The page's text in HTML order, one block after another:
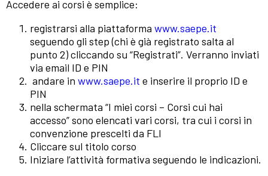
Accedere ai corsi è semplice:
registrarsi alla piattaforma www.saepe.it
seguendo gli step (chi è già registrato salta al
punto 2) cliccando su “Registrati”. Verranno inviati
via email ID e PIN
andare in www.saepe.it e inserire il proprio ID e
PIN
nella schermata “I miei corsi – Corsi cui hai
accesso” sono elencati vari corsi, tra cui i corsi in
convenzione prescelti da FLI
Cliccare sul titolo corso
Iniziare l’attività formativa seguendo le indicazioni.